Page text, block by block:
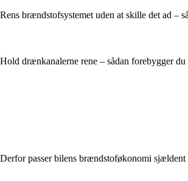
Rens brændstofsystemet uden at skille det ad –
Hold drænkanalerne rene – sådan forebygger du
Derfor passer bilens brændstoføkonomi sjældent